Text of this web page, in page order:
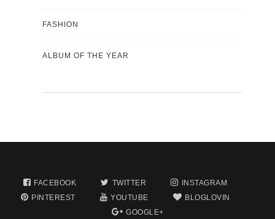
FASHION
ALBUM OF THE YEAR
FACEBOOK TWITTER
INSTAGRAM
PINTEREST
YOUTUBE
BLOGLOVIN
GOOGLE+